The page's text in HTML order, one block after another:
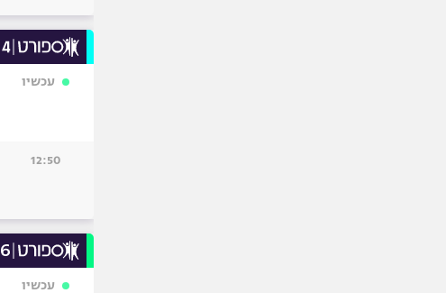
עכשיו
12:50
עכשיו